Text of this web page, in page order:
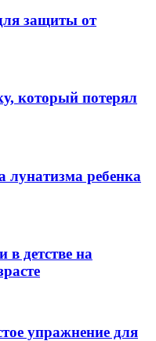
защиты от
который потерял
лунатизма ребенка
в детстве на
упражнение для